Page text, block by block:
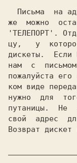
'ТЕЛЕПОРТ' .
цу,   у
дискeты.  Если
нам  с
пожалуйста
ком виде
нужно  для
путаницы.  Не
свой  адрес
Возврат дискет